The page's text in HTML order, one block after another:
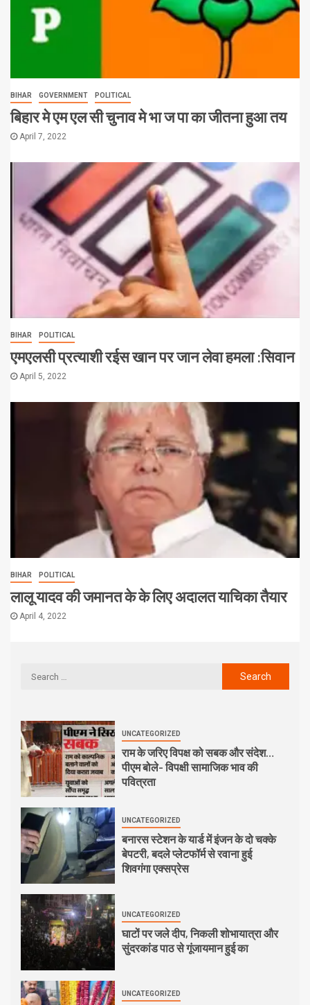
BIHAR GOVERNMENT POLITICAL
बिहार मे एम एल सी चुनाव मे भा ज पा का जीतना हुआ तय
April 7, 2022
BIHAR POLITICAL
एमएलसी प्रत्याशी रईस खान पर जान लेवा हमला :सिवान
April 5, 2022
BIHAR POLITICAL
लालू यादव की जमानत के के लिए अदालत याचिका तैयार
April 4, 2022
UNCATEGORIZED
राम के जरिए विपक्ष को सबक और संदेश…
पीएम बोले- विपक्षी सामाजिक भाव की
पवित्रता
UNCATEGORIZED
बनारस स्टेशन के यार्ड में इंजन के दो चक्के
बेपटरी, बदले प्लेटफॉर्म से रवाना हुई
शिवगंगा एक्सप्रेस
UNCATEGORIZED
घाटों पर जले दीप, निकली शोभायात्रा और
सुंदरकांड पाठ से गूंजायमान हुई का
UNCATEGORIZED